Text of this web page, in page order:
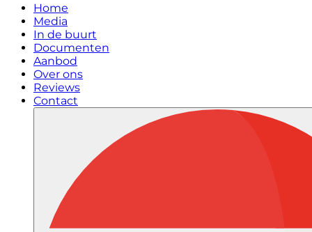
Home
Media
In de buurt
Documenten
Aanbod
Over ons
Reviews
Contact